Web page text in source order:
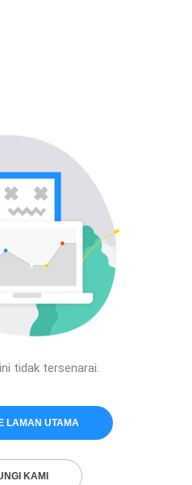
tidak tersenarai.
LAMAN UTAMA
KAMI